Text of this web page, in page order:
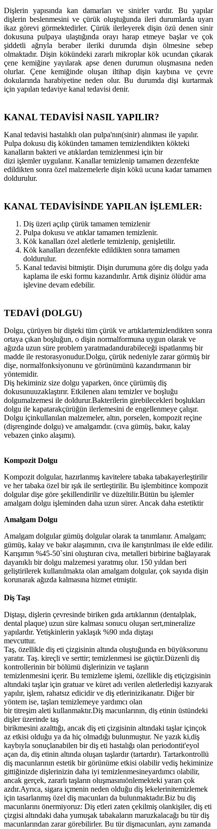
Dişlerin yapısında kan damarları ve sinirler vardır. Bu yapılar
dişlerin beslenmesini ve çürük oluştuğunda ileri durumlarda uyarı
ikaz görevi görmektedirler. Çürük ilerleyerek dişin özü denen sinir
dokusuna pulpaya ulaştığında orayı harap etmeye başlar ve çok
şiddetli ağrıyla beraber ileriki durumda dişin ölmesine sebep
olmaktadır. Dişin kökündeki zararlı mikroplar kök ucundan çıkarak
çene kemiğine yayılarak apse denen durumun oluşmasına neden
olurlar. Çene kemiğinde oluşan iltihap dişin kaybına ve çevre
dokularında harabiyetine neden olur. Bu durumda dişi kurtarmak
için yapılan tedaviye kanal tedavisi denir.
KANAL TEDAVİSİ NASIL YAPILIR?
Kanal tedavisi hastalıklı olan pulpa'nın(sinir) alınması ile yapılır.
Pulpa dokusu diş kökünden tamamen temizlendikten kökteki
kanalların bakteri ve atıklardan temizlenmesi için bir
dizi işlemler uygulanır. Kanallar temizlenip tamamen dezenfekte
edildikten sonra özel malzemelerle dişin kökü ucuna kadar tamamen
doldurulur.
KANAL TEDAVİSİNDE YAPILAN İŞLEMLER:
Diş üzeri açılıp çürük tamamen temizlenir
Pulpa dokusu ve atıklar tamamen temizlenir.
Kök kanalları özel aletlerle temizlenip, genişletilir.
Kök kanalları dezenfekte edildikten sonra tamamen
doldurulur.
Kanal tedavisi bitmiştir. Dişin durumuna göre diş dolgu yada
kaplama ile eski formu kazandırılır. Artık dişiniz ölüdür ama
işlevine devam edebilir.
TEDAVİ (DOLGU)
Dolgu, çürüyen bir dişteki tüm çürük ve artıklartemizlendikten sonra
ortaya çıkan boşluğun, o dişin normalformuna uygun olarak ve
ağızda uzun süre problem yaratmadandurabileceği ispatlanmış bir
madde ile restorasyonudur.Dolgu, çürük nedeniyle zarar görmüş bir
dişe, normalfonksiyonunu ve görünümünü kazandırmanın bir
yöntemidir.
Diş hekiminiz size dolgu yaparken, önce çürümüş diş
dokusunuuzaklaştırır. Etkilenen alanı temizler ve boşluğu
dolgumalzemesi ile doldurur.Bakterilerin girebilecekleri boşlukları
dolgu ile kapatarakçürüğün ilerlemesini de engellenmeye çalışır.
Dolgu içinkullanılan malzemeler, altın, porselen, kompozit reçine
(dişrenginde dolgu) ve amalgamdır. (cıva gümüş, bakır, kalay
vebazen çinko alaşımı).
Kompozit Dolgu
Kompozit dolgular, hazırlanmış kavitelere tabaka tabakayerleştirilir
ve her tabaka özel bir ışık ile sertleştirilir. Bu işlembitince kompozit
dolgular dişe göre şekillendirilir ve düzeltilir.Bütün bu işlemler
amalgam dolgu işleminden daha uzun sürer. Ancak daha estetiktir
Amalgam Dolgu
Amalgam dolgular gümüş dolgular olarak ta tanımlanır. Amalgam;
gümüş, kalay ve bakır alaşımının, cıva ile karıştırılması ile elde edilir.
Karışımın %45-50`sini oluşturan civa, metalleri birbirine bağlayarak
dayanıklı bir dolgu malzemesi yaratmış olur. 150 yıldan beri
geliştirilerek kullanılmakta olan amalgam dolgular, çok sayıda dişin
korunarak ağızda kalmasına hizmet etmiştir.
Diş Taşı
Diştaşı, dişlerin çevresinde biriken gıda artıklarının (dentalplak,
dental plaque) uzun süre kalması sonucu oluşan sert,mineralize
yapılardır. Yetişkinlerin yaklaşık %90 ında diştaşı
mevcuttur.
Taş, özellikle diş eti çizgisinin altında oluştuğunda en büyüksorunu
yaratır. Taş. kireçli ve serttir; temizlenmesi ise güçtür.Düzenli diş
kontrollerinin bir bölümü dişlerinizin ve taşların
temizlenmesini içerir. Bu temizleme işlemi, özellikle diş etiçizgisinin
altındaki taşlar için gratuar ve küret adı verilen aletlerledişi kazıyarak
yapılır, işlem, rahatsız edicidir ve diş etlerinizikanatır. Diğer bir
yöntem ise, taşları temizlemeye yardımcı olan
bir titreşim aleti kullanmaktır.Diş macunlarının, diş etinin üstündeki
dişler üzerinde taş
birikmesini azalttığı, ancak diş eti çizgisinin altındaki taşlar içinçok
az etkisi olduğu ya da hiç olmadığı bulunmuştur. Ne yazık ki,diş
kaybıyla sonuçlanabilen bir diş eti hastalığı olan periodontit'eyol
açan da, diş etinin altında oluşan taşlardır (tartardır). Tartarkontrollü
diş macunlarının estetik bir görünüme etkisi olabilir vediş hekiminize
gittiğinizde dişlerinizin daha iyi temizlenmesineyardımcı olabilir,
ancak gerçek, zararlı taşların oluşmasınıönlemekteki yararı çok
azdır.Ayrıca, sigara içmenin neden olduğu diş lekelerinitemizlemek
için tasarlanmış özel diş macunları da bulunmaktadır.Biz bu diş
macunlarını önermiyoruz: Diş etleri zaten çekilmiş olankişiler, diş eti
çizgisi altındaki daha yumuşak tabakaların maruzkalacağı bu tür diş
macunlarından zarar görebilirler. Bu tür dişmacunları, aynı zamanda